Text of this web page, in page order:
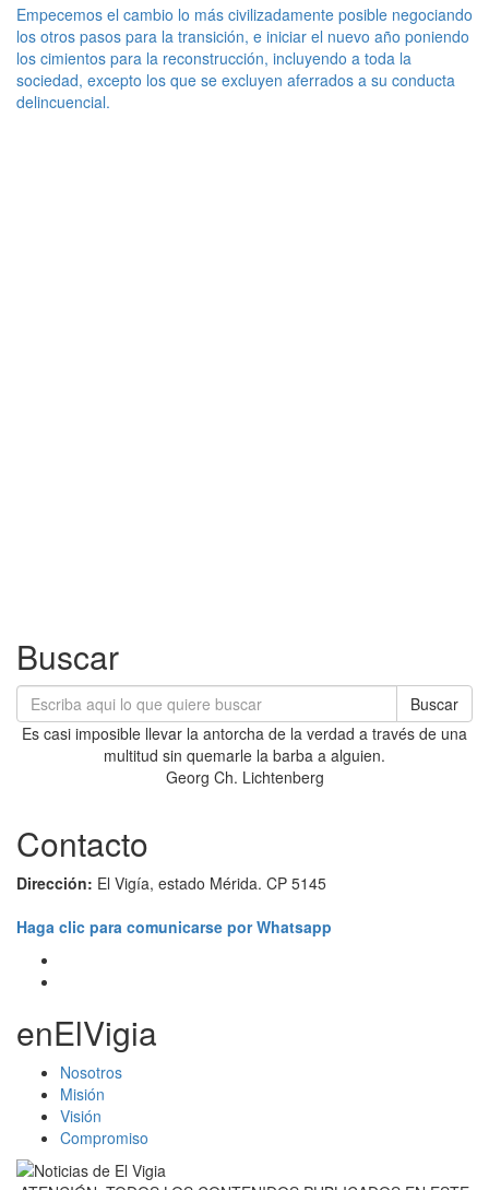
Empecemos el cambio lo más civilizadamente posible negociando
los otros pasos para la transición, e iniciar el nuevo año poniendo
los cimientos para la reconstrucción, incluyendo a toda la
sociedad, excepto los que se excluyen aferrados a su conducta
delincuencial.
Buscar
Buscar
Es casi imposible llevar la antorcha de la verdad a través de una
multitud sin quemarle la barba a alguien.
Georg Ch. Lichtenberg
Contacto
Dirección: El Vigía, estado Mérida. CP 5145
Haga clic para comunicarse por Whatsapp
enElVigia
Nosotros
Misión
Visión
Compromiso